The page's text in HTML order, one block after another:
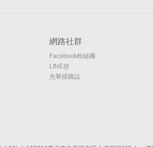
網路社群
Facebook粉絲團
LINE@
光華採購誌